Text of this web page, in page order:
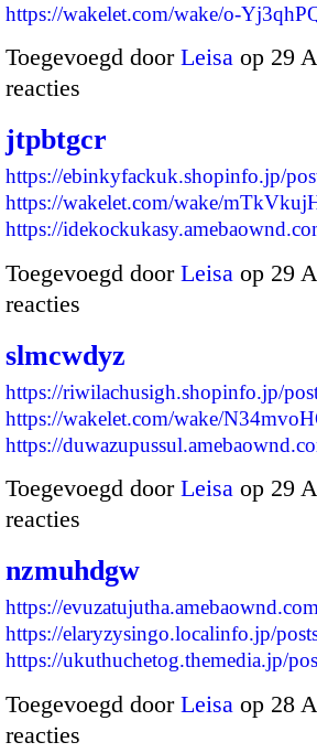
https://wakelet.com/wake/o-
Toegevoegd door Leisa op 29
reacties
jtpbtgcr
https://ebinkyfackuk.shopinfo.jp/
https://wakelet.com/wake/
https://
Toegevoegd door Leisa op 29
reacties
slmcwdyz
https://riwilachusigh.shopinfo.jp/
https://wakelet.com/wake/
https://
Toegevoegd door Leisa op 29
reacties
nzmuhdgw
https://
https://elaryzysingo.localinfo.jp/
https://ukuthuchetog.themedia.jp/
Toegevoegd door Leisa op 28
reacties